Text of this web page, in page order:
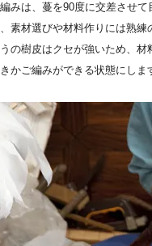
みは、蔓を90度に交差させ
素材選びや材料作りには熟練
の樹皮はクセが強いため、
かご編みができる状態にしま